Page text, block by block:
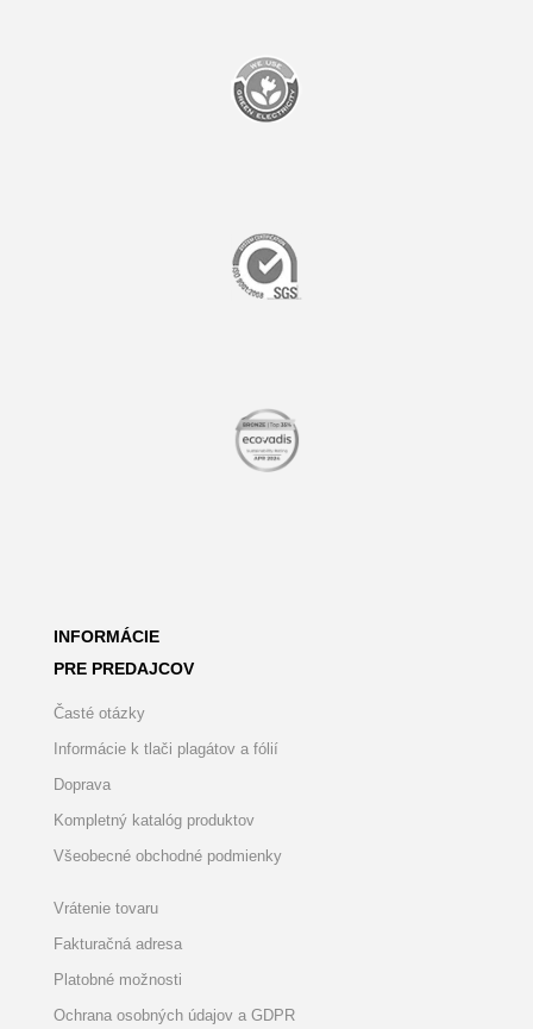
INFORMÁCIE
PRE PREDAJCOV
Časté otázky
Informácie k tlači plagátov a fólií
Doprava
Kompletný katalóg produktov
Všeobecné obchodné podmienky
Vrátenie tovaru
Fakturačná adresa
Platobné možnosti
Ochrana osobných údajov a GDPR